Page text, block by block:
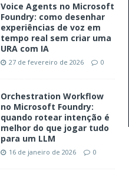
Voice Agents no Microsoft
Foundry: como desenhar
experiências de voz em
tempo real sem criar uma
URA com IA
27 de fevereiro de 2026 0
Orchestration Workflow
no Microsoft Foundry:
quando rotear intenção é
melhor do que jogar tudo
para um LLM
16 de janeiro de 2026 0